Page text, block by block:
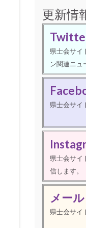
更新情
県士会サイ
ン関連ニュ
県士会サイ
県士会サイ
信します。
メール
県士会サイ